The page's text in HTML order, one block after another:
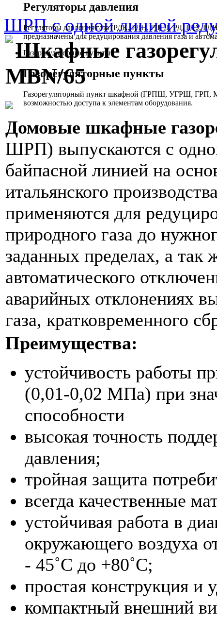
Регуляторы давления
Регуляторы давления газа (РДК, РДП, РДГД, РД, РДУ,
предназначены для редуцирования давления газа и
Газорегуляторные пункты
Газорегуляторные пункты
Газорегуляторный пункт шкафной (ГРПШ, УГРШ, ГРП,
возможностью доступа к элементам оборудования.
ШРП с одной линией
Шкафные
MBN/65
Домовые шкафные
ШРП) выпускаются с
байпасной линией на
итальянского
применяются для
природного газа до
заданных пределах, а так
автоматического
аварийных отклонениях
газа, кратковременного
Преимущества:
устойчивость работы
(0,01-0,02 МПа) при
способности
высокая точность
давления;
тройная защита
всегда качественные
устойчивая работа в
окружающего воздуха
- 45˚С до +80˚С;
простая конструкция и
компактный внешний